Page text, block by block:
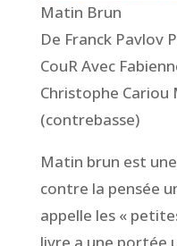
Matin Brun
De Franck Pavlov
CouR Avec
Christophe Cariou
(contrebasse)
Matin brun est
contre la pensée
appelle les «
livre a une portée